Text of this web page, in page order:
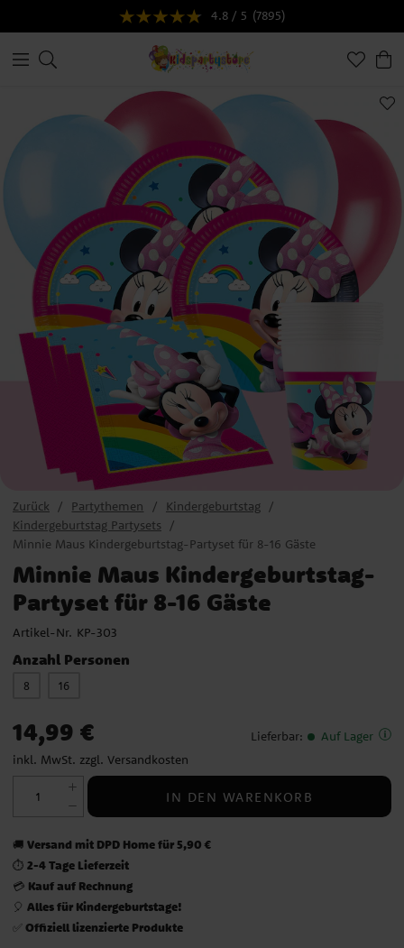
4.8 / 5 (7895)
Zurück Partythemen
Kindergeburtstag
Kindergeburtstag Partysets
Minnie Maus Kindergeburtstag-Partyset für 8-16 Gäste
Minnie Maus Kindergeburtstag-
Partyset für 8-16 Gäste
Artikel-Nr. KP-303
Anzahl Personen
8 16
Preis :14,99 €
14,99 €
inkl. MwSt. zzgl. Versandkosten
Lieferbar: Auf Lager
IN DEN WARENKORB
🚚 Versand mit DPD Home für 5,90 €
⏱️ 2-4 Tage Lieferzeit
💳 Kauf auf Rechnung
🎈 Alles für Kindergeburtstage!
✅ Offiziell lizenzierte Produkte